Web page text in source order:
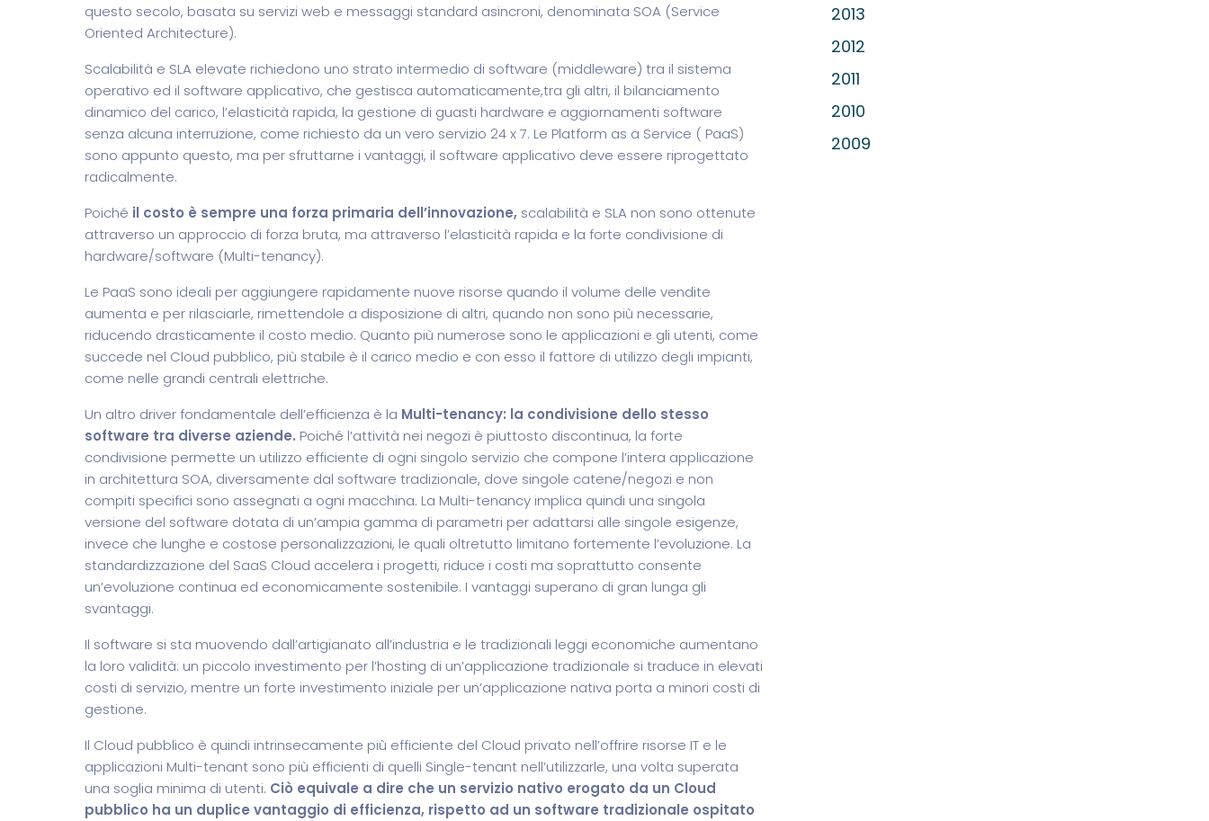
questo secolo, basata su servizi web e messaggi standard asincroni, denominata SOA (Service
Oriented Architecture).
Scalabilità e SLA elevate richiedono uno strato intermedio di software (middleware) tra il sistema
operativo ed il software applicativo, che gestisca automaticamente,tra gli altri, il bilanciamento
dinamico del carico, l’elasticità rapida, la gestione di guasti hardware e aggiornamenti software
senza alcuna interruzione, come richiesto da un vero servizio 24 x 7. Le Platform as a Service ( PaaS)
sono appunto questo, ma per sfruttarne i vantaggi, il software applicativo deve essere riprogettato
radicalmente.
Poiché il costo è sempre una forza primaria dell’innovazione, scalabilità e SLA non sono ottenute
attraverso un approccio di forza bruta, ma attraverso l’elasticità rapida e la forte condivisione di
hardware/software (Multi-tenancy).
Le PaaS sono ideali per aggiungere rapidamente nuove risorse quando il volume delle vendite
aumenta e per rilasciarle, rimettendole a disposizione di altri, quando non sono più necessarie,
riducendo drasticamente il costo medio. Quanto più numerose sono le applicazioni e gli utenti, come
succede nel Cloud pubblico, più stabile è il carico medio e con esso il fattore di utilizzo degli impianti,
come nelle grandi centrali elettriche.
Un altro driver fondamentale dell’efficienza è la Multi-tenancy: la condivisione dello stesso
software tra diverse aziende. Poiché l’attività nei negozi è piuttosto discontinua, la forte
condivisione permette un utilizzo efficiente di ogni singolo servizio che compone l’intera applicazione
in architettura SOA, diversamente dal software tradizionale, dove singole catene/negozi e non
compiti specifici sono assegnati a ogni macchina. La Multi-tenancy implica quindi una singola
versione del software dotata di un’ampia gamma di parametri per adattarsi alle singole esigenze,
invece che lunghe e costose personalizzazioni, le quali oltretutto limitano fortemente l’evoluzione. La
standardizzazione del SaaS Cloud accelera i progetti, riduce i costi ma soprattutto consente
un’evoluzione continua ed economicamente sostenibile. I vantaggi superano di gran lunga gli
svantaggi.
Il software si sta muovendo dall’artigianato all’industria e le tradizionali leggi economiche aumentano
la loro validità: un piccolo investimento per l’hosting di un’applicazione tradizionale si traduce in elevati
costi di servizio, mentre un forte investimento iniziale per un’applicazione nativa porta a minori costi di
gestione.
Il Cloud pubblico è quindi intrinsecamente più efficiente del Cloud privato nell’offrire risorse IT e le
applicazioni Multi-tenant sono più efficienti di quelli Single-tenant nell’utilizzarle, una volta superata
una soglia minima di utenti. Ciò equivale a dire che un servizio nativo erogato da un Cloud
pubblico ha un duplice vantaggio di efficienza, rispetto ad un software tradizionale ospitato
2013
2012
2011
2010
2009